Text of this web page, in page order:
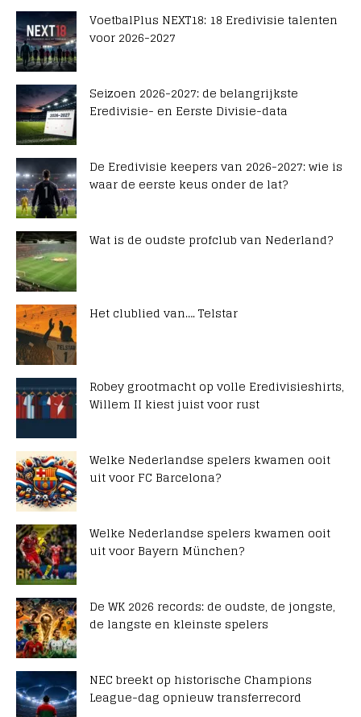
VoetbalPlus NEXT18: 18 Eredivisie talenten
voor 2026-2027
Seizoen 2026-2027: de belangrijkste
Eredivisie- en Eerste Divisie-data
De Eredivisie keepers van 2026-2027: wie is
waar de eerste keus onder de lat?
Wat is de oudste profclub van Nederland?
Het clublied van…. Telstar
Robey grootmacht op volle Eredivisieshirts,
Willem II kiest juist voor rust
Welke Nederlandse spelers kwamen ooit
uit voor FC Barcelona?
Welke Nederlandse spelers kwamen ooit
uit voor Bayern München?
De WK 2026 records: de oudste, de jongste,
de langste en kleinste spelers
NEC breekt op historische Champions
League-dag opnieuw transferrecord